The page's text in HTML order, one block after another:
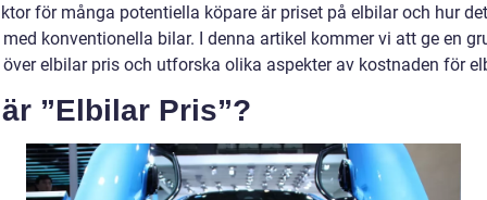
för många potentiella köpare är priset på elbilar och hur det
konventionella bilar. I denna artikel kommer vi att ge en
elbilar pris och utforska olika aspekter av kostnaden för
”Elbilar Pris”?